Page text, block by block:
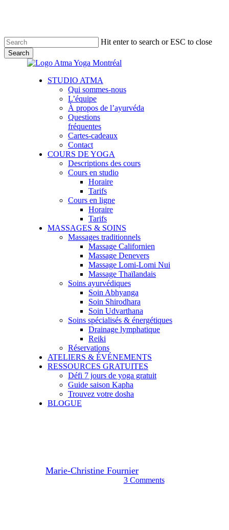
content
Hit enter to search or ESC to close
Search
Menu
STUDIO ATMA
Qui sommes-nous
L’équipe
À propos de l’ayurvéda
Questions
fréquentes
Cartes-cadeaux
Contact
COURS DE YOGA
Descriptions des cours
Cours en studio
Horaire
Tarifs
Cours en ligne
Horaire
Tarifs
MASSAGES & SOINS
Massages traditionnels
Massage Californien
Massage Denevers
Massage Lomi-Lomi Nui
Massage Thaïlandais
Soins ayurvédiques
Soin Abhyanga
Soin Shirodhara
Soin Udvarthana
Soins spécialisés & énergétiques
Drainage lymphatique
Reiki
Réservations
ATELIERS & ÉVÉNEMENTS
RESSOURCES GRATUITES
Défi 7 jours de yoga gratuit
Guide saison Kapha
Trouvez votre dosha
BLOGUE
Marie-Christine Fournier
3 Comments